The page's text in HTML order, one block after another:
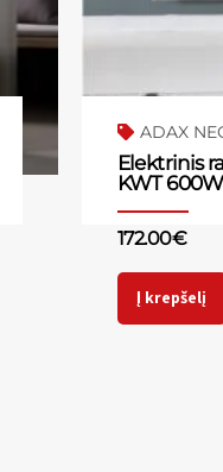
ADAX
Elektrinis
KWT
172.00€
Į krepšelį